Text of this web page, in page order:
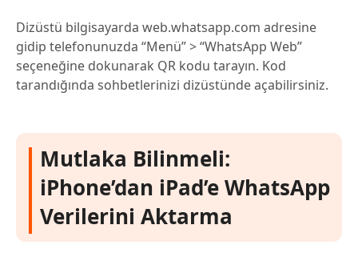
Dizüstü bilgisayarda web.whatsapp.com adresine
gidip telefonunuzda “Menü” > “WhatsApp Web”
seçeneğine dokunarak QR kodu tarayın. Kod
tarandığında sohbetlerinizi dizüstünde açabilirsiniz.
Mutlaka Bilinmeli:
iPhone’dan iPad’e WhatsApp
Verilerini Aktarma